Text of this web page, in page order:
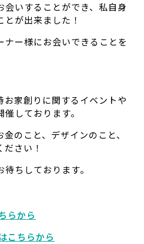
会いすることができ、私自身
が出来ました！
ー様にお会いできることを
お家創りに関するイベントや
しております。
のこと、デザインのこと、
さい！
ちしております。
らから
こちらから